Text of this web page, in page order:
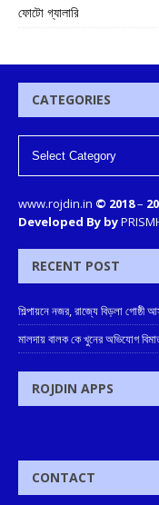
ফোটো গ্যালারি
CATEGORIES
www.rojdin.in © 2018–
Developed By by
RECENT POST
শিল্পায়নে নজর, রাজ্যে বিড়লা গোষ্ঠী
মালদায় বালক কে খুনের অভিযোগ
ROJDIN APPS
CONTACT